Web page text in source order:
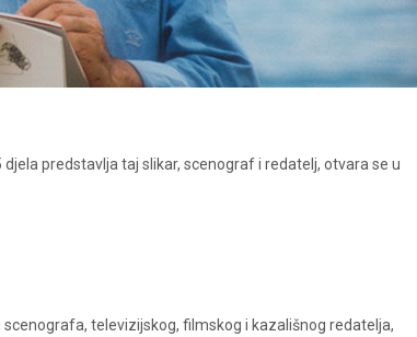
predstavlja taj slikar, scenograf i redatelj, otvara se u
televizijskog, filmskog i kazališnog redatelja,